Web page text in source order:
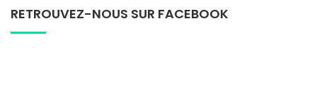
RETROUVEZ-NOUS SUR FACEBOOK